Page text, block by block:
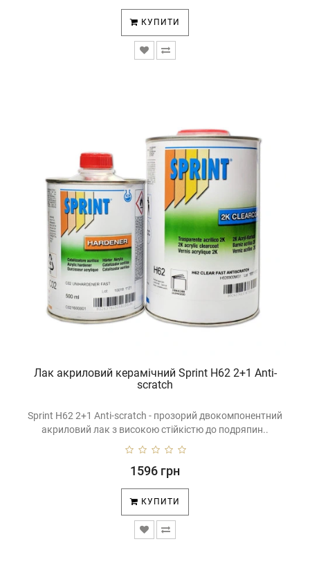
КУПИТИ
Лак акриловий керамічний Sprint H62 2+1 Anti-
scratch
Sprint H62 2+1 Anti-scratch - прозорий двокомпонентний
акриловий лак з високою стійкістю до подряпин..
1596 грн
КУПИТИ